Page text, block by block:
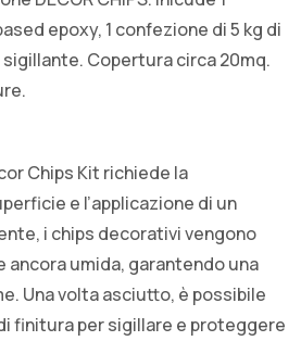
epoxy, 1 confezione di 5 kg di
sigillante. Copertura circa 20mq.
Chips Kit richiede la
e l’applicazione di un
i chips decorativi vengono
ancora umida, garantendo una
Una volta asciutto, è possibile
finitura per sigillare e proteggere